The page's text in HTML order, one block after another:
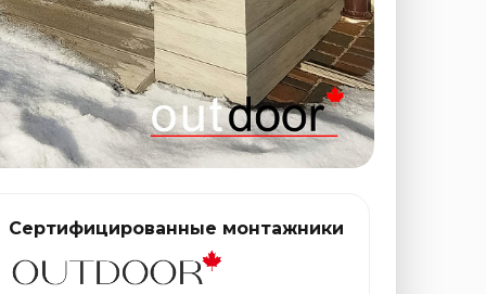
Сертифицированные монтажники